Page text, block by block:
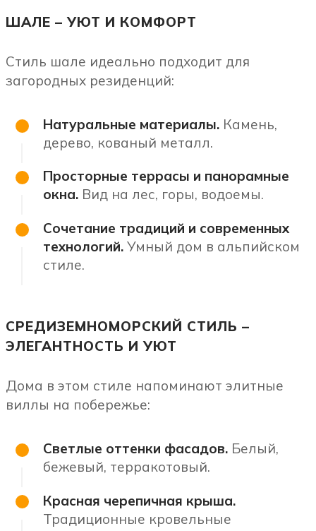
ШАЛЕ – УЮТ И КОМФОРТ
Стиль шале идеально подходит для
загородных резиденций:
Натуральные материалы.Камень,
дерево, кованый металл.
Просторные террасы и панорамные
окна.Вид на лес, горы, водоемы.
Сочетание традиций и современных
технологий.Умный дом в альпийском
стиле.
СРЕДИЗЕМНОМОРСКИЙ СТИЛЬ –
ЭЛЕГАНТНОСТЬ И УЮТ
Дома в этом стиле напоминают элитные
виллы на побережье:
Светлые оттенки фасадов.Белый,
бежевый, терракотовый.
Красная черепичная крыша.
Традиционные кровельные